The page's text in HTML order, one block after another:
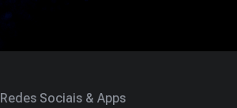
Redes Sociais & Apps